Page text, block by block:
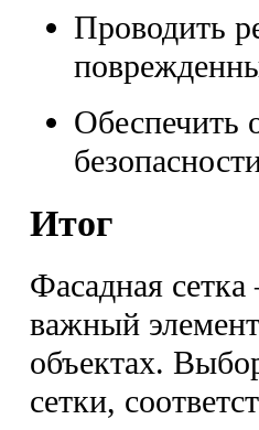
Проводить
Обеспечить
Итог
Фасадная
важный
объектах.
сетки,